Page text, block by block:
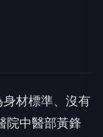
材標準、沒有
院中醫部黃鋒